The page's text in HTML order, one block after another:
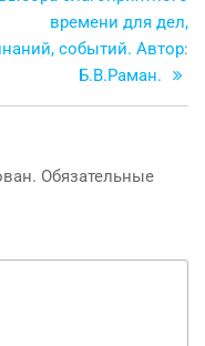
времени для дел,
событий. Автор:
Б.В.Раман.
Обязательные